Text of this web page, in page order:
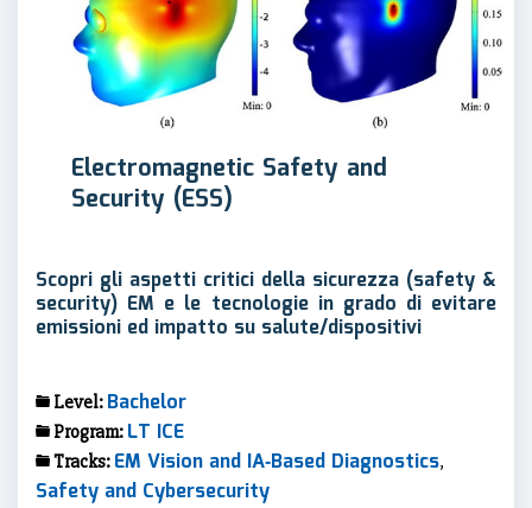
Electromagnetic Safety and
Security (ESS)
Scopri gli aspetti critici della sicurezza (safety &
security) EM e le tecnologie in grado di evitare
emissioni ed impatto su salute/dispositivi
Level: Bachelor
Program: LT ICE
Tracks: EM Vision and IA‐Based Diagnostics,
Safety and Cybersecurity